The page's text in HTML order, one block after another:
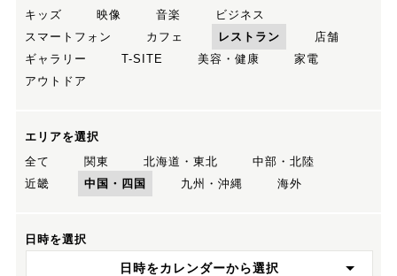
キッズ
映像 音楽
ビジネス
スマートフォン
カフェ レストラン
店舗
ギャラリー
T-SITE 美容・健康
家電
アウトドア
エリアを選択
全て
関東 北海道・東北
中部・北陸
近畿
中国・四国 九州・沖縄 海外
日時を選択
日時をカレンダーから選択